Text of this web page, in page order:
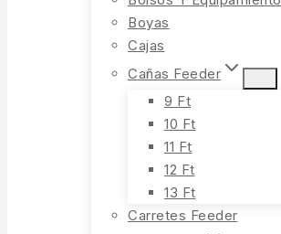
Boyas
Cajas
Cañas Feeder
9 Ft
10 Ft
11 Ft
12 Ft
13 Ft
Carretes Feeder